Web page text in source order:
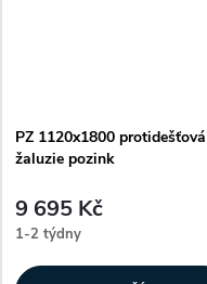
PZ 1120x1800 protidešťová
žaluzie pozink
9 695 Kč
1-2 týdny